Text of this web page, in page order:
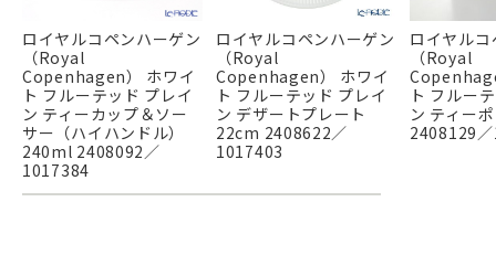
ロイヤルコペンハーゲン
（Royal
Copenhagen） ホワイ
ト フルーテッド プレイ
ン ティーカップ＆ソー
サー（ハイハンドル）
240ml 2408092／
1017384
ロイヤルコペンハーゲン
（Royal
Copenhagen） ホワイ
ト フルーテッド プレイ
ン デザートプレート
22cm 2408622／
1017403
ロイヤル
（Royal
ト フルー
ン ティー
2408129